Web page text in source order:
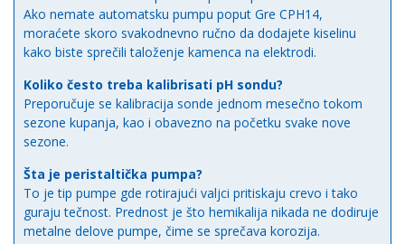
Ako nemate automatsku pumpu poput Gre CPH14,
moraćete skoro svakodnevno ručno da dodajete kiselinu
kako biste sprečili taloženje kamenca na elektrodi.
Koliko često treba kalibrisati pH sondu?
Preporučuje se kalibracija sonde jednom mesečno tokom
sezone kupanja, kao i obavezno na početku svake nove
sezone.
Šta je peristaltička pumpa?
To je tip pumpe gde rotirajući valjci pritiskaju crevo i tako
guraju tečnost. Prednost je što hemikalija nikada ne dodiruje
metalne delove pumpe, čime se sprečava korozija.